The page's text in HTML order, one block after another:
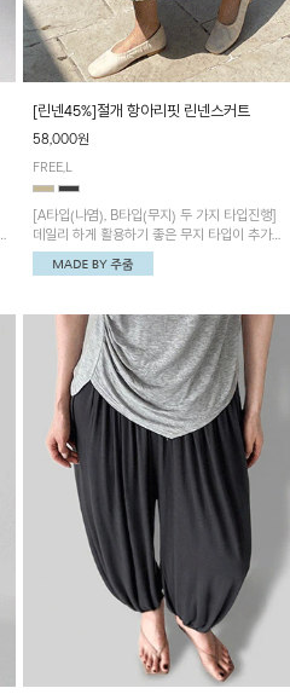
[린넨45%]절개 항아리핏 린넨스커트
58,000원
FREE,L
[A타입(나염), B타입(무지) 두 가지 타입진행]
데일리 하게 활용하기 좋은 무지 타입이 추가
되었어요~ 볼륨감 있는 항아리핏 실루엣이 유
니크하며 포켓디테일이 POINT!